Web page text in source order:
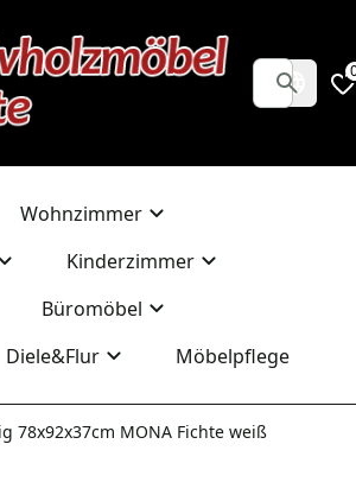
Wohnzimmer
Kinderzimmer
Büromöbel
Diele&Flur Möbelpflege
78x92x37cm MONA Fichte weiß